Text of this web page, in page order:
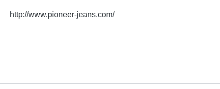
http://www.pioneer-jeans.com/